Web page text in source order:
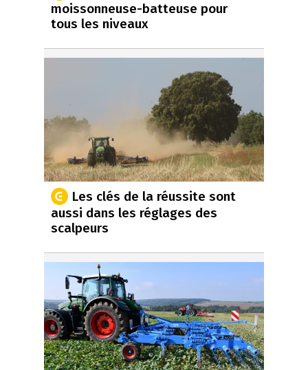
moissonneuse-batteuse pour
tous les niveaux
Les clés de la réussite sont
aussi dans les réglages des
scalpeurs